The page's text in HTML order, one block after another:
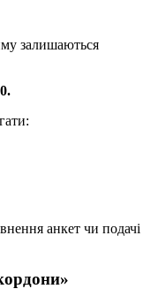
залишаються
анкет чи подачі